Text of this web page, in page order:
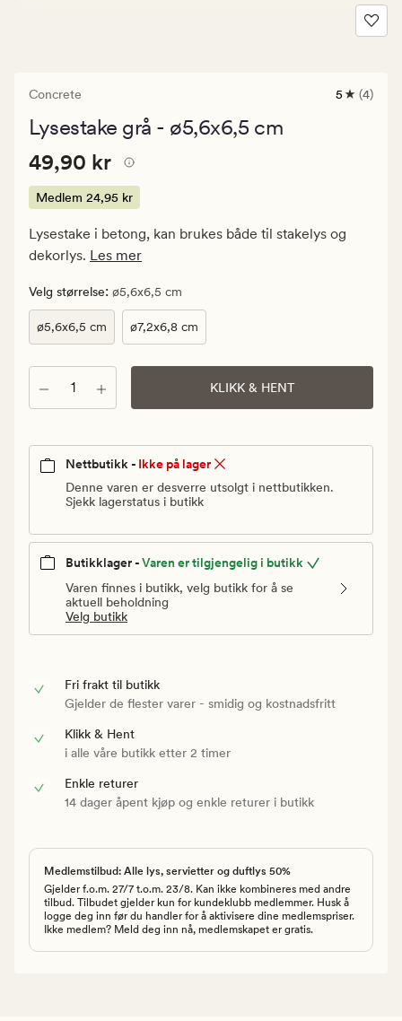
Concrete
4
5 (4)
Lysestake grå - ø5,6x6,5 cm
Pris
49,90
kr.
24,95
kr
Pris 49,90 kr
49,90 kr
Medlem 24,95 kr
Lysestake i betong, kan brukes både til stakelys og
dekorlys. Les mer
Velg størrelse: ø5,6x6,5 cm
ø5,6x6,5 cm ø7,2x6,8 cm
Antall KLIKK & HENT
Nettbutikk - Ikke på lager
Denne varen er desverre utsolgt i nettbutikken.
Sjekk lagerstatus i butikk
Butikklager -Varen er tilgjengelig i butikk
Varen finnes i butikk, velg butikk for å se
aktuell beholdning
Velg butikk
Fri frakt til butikk
Gjelder de flester varer - smidig og kostnadsfritt
Klikk & Hent
i alle våre butikk etter 2 timer
Enkle returer
14 dager åpent kjøp og enkle returer i butikk
Medlemstilbud: Alle lys, servietter og duftlys 50%
Gjelder f.o.m. 27/7 t.o.m. 23/8. Kan ikke kombineres med andre
tilbud. Tilbudet gjelder kun for kundeklubb medlemmer. Husk å
logge deg inn før du handler for å aktivisere dine medlemspriser.
Ikke medlem? Meld deg inn nå, medlemskapet er gratis.